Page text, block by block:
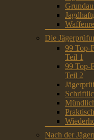
Die
99 Top-
Teil 1
99 Top-
Teil 2
Nach der